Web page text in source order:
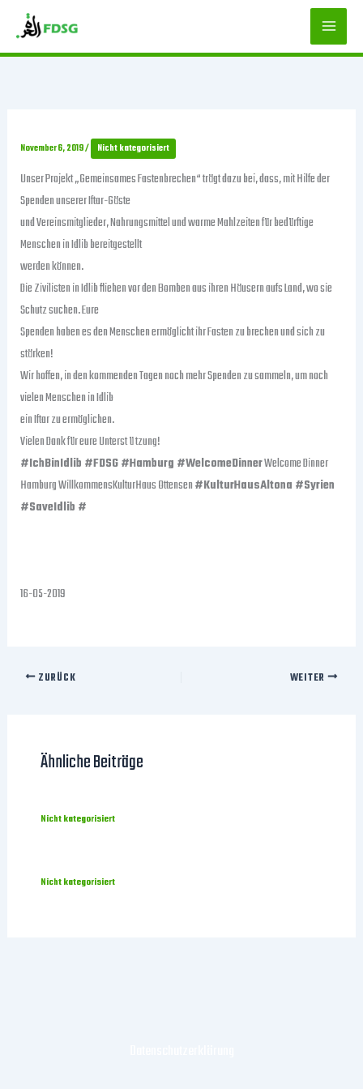
Inhalt
springen
November 6, 2019/ Nicht kategorisiert
Unser Projekt „Gemeinsames Fastenbrechen“ trägt dazu bei, dass, mit Hilfe der
Spenden unserer Iftar-Gäste
und Vereinsmitglieder, Nahrungsmittel und warme Mahlzeiten für bedürftige
Menschen in Idlib bereitgestellt
werden können.
Die Zivilisten in Idlib fliehen vor den Bomben aus ihren Häusern aufs Land, wo sie
Schutz suchen. Eure
Spenden haben es den Menschen ermöglicht ihr Fasten zu brechen und sich zu
stärken!
Wir hoffen, in den kommenden Tagen noch mehr Spenden zu sammeln, um noch
vielen Menschen in Idlib
ein Iftar zu ermöglichen.
Vielen Dank für eure Unterst ü tzung!
#IchBinIdlib #FDSG #Hamburg #WelcomeDinnerWelcome Dinner
Hamburg WillkommensKulturHaus Ottensen#KulturHausAltona #Syrien
#SaveIdlib #
16-05-2019
ZURÜCK WEITER
Ähnliche Beiträge
Nicht kategorisiert
Nicht kategorisiert